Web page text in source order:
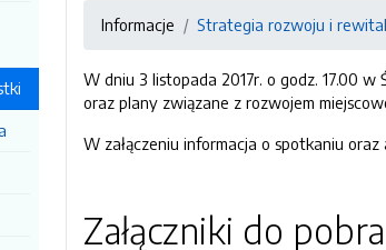
Informacje Strategia rozwoju i
W dniu 3 listopada 2017r. o godz. 17.00
oraz plany związane z rozwojem
W załączeniu informacja o spotkaniu oraz
Załączniki do